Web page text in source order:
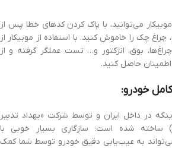
می‌توانید، با پاک کردن کدهای خطا پس از
چک را خاموش کنید. با استفاده از موبیکار از
بوق، انژکتور و… تست عملگر گرفته و از
حاصل کنید.
خودرو:
در داخل ایران و توسط شرکت «بهداد تدبیر
ساخته شده است؛ سازگاری بسیار خوبی با
به عیب‌یابی دقیق خودرو توسط شما کمک